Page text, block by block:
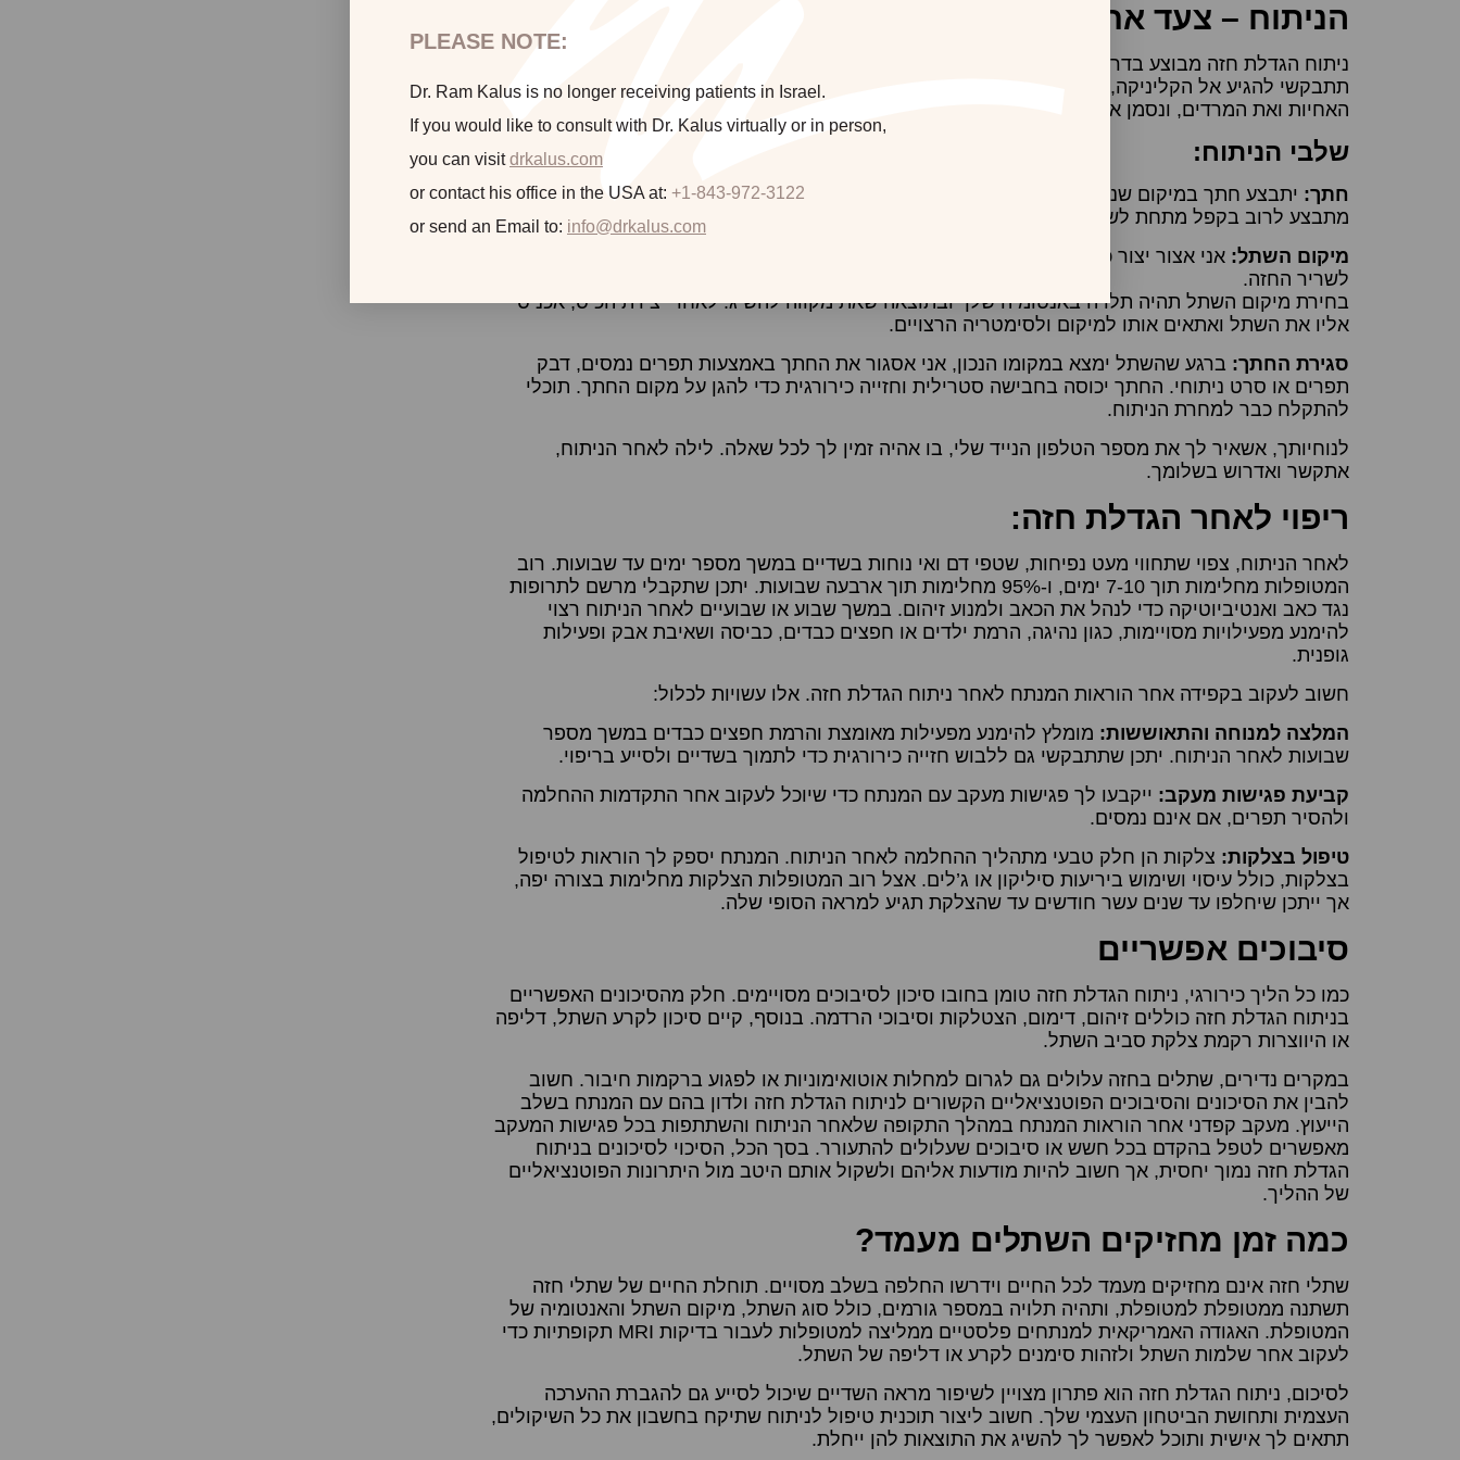
הניתוח – צעד אחר צעד:
ניתוח הגדלת חזה מבוצע בדרך כלל בהרדמה כללית ועשוי להימשך שעה עד שעתיים.
תתבקשי להגיע אל הקליניקה, ברחוב המנופים 2 בהרצליה פיתוח – בה תפגשי אותי (ד”ר קיילוס), את
האחיות ואת המרדים, ונסמן את האזורים המיועדים לטיפול.
שלבי הניתוח:
חתך: יתבצע חתך במיקום שנקבע מראש בהתאם לסוג השתל, האנטומיה שלך והתוצאה המבוקשת. החתך
מתבצע לרוב בקפל מתחת לשד. אדאג שהחתך יהיה קטן ולא בולט ככל האפשר כדי למזער את הצלקת.
מיקום השתל: אני אצור יצור כיס להחדרת השתל בשד. ניתן ליצור את הכיס מתחת לרקמת השד או מתחת
לשריר החזה.
בחירת מיקום השתל תהיה תלויה באנטומיה שלך ובתוצאה שאת מקווה להשיג. לאחר יצירת הכיס, אכניס
אליו את השתל ואתאים אותו למיקום ולסימטריה הרצויים.
סגירת החתך: ברגע שהשתל ימצא במקומו הנכון, אני אסגור את החתך באמצעות תפרים נמסים, דבק
תפרים או סרט ניתוחי. החתך יכוסה בחבישה סטרילית וחזייה כירורגית כדי להגן על מקום החתך. תוכלי
להתקלח כבר למחרת הניתוח.
לנוחיותך, אשאיר לך את מספר הטלפון הנייד שלי, בו אהיה זמין לך לכל שאלה. לילה לאחר הניתוח,
אתקשר ואדרוש בשלומך.
ריפוי לאחר הגדלת חזה:
לאחר הניתוח, צפוי שתחווי מעט נפיחות, שטפי דם ואי נוחות בשדיים במשך מספר ימים עד שבועות. רוב
המטופלות מחלימות תוך 7-10 ימים, ו-95% מחלימות תוך ארבעה שבועות. יתכן שתקבלי מרשם לתרופות
נגד כאב ואנטיביוטיקה כדי לנהל את הכאב ולמנוע זיהום. במשך שבוע או שבועיים לאחר הניתוח רצוי
להימנע מפעילויות מסויימות, כגון נהיגה, הרמת ילדים או חפצים כבדים, כביסה ושאיבת אבק ופעילות
גופנית.
חשוב לעקוב בקפידה אחר הוראות המנתח לאחר ניתוח הגדלת חזה. אלו עשויות לכלול:
המלצה למנוחה והתאוששות: מומלץ להימנע מפעילות מאומצת והרמת חפצים כבדים במשך מספר
שבועות לאחר הניתוח. יתכן שתתבקשי גם ללבוש חזייה כירורגית כדי לתמוך בשדיים ולסייע בריפוי.
קביעת פגישות מעקב: ייקבעו לך פגישות מעקב עם המנתח כדי שיוכל לעקוב אחר התקדמות ההחלמה
ולהסיר תפרים, אם אינם נמסים.
טיפול בצלקות: צלקות הן חלק טבעי מתהליך ההחלמה לאחר הניתוח. המנתח יספק לך הוראות לטיפול
בצלקות, כולל עיסוי ושימוש ביריעות סיליקון או ג’לים. אצל רוב המטופלות הצלקות מחלימות בצורה יפה,
אך ייתכן שיחלפו עד שנים עשר חודשים עד שהצלקת תגיע למראה הסופי שלה.
סיבוכים אפשריים
כמו כל הליך כירורגי, ניתוח הגדלת חזה טומן בחובו סיכון לסיבוכים מסויימים. חלק מהסיכונים האפשריים
בניתוח הגדלת חזה כוללים זיהום, דימום, הצטלקות וסיבוכי הרדמה. בנוסף, קיים סיכון לקרע השתל, דליפה
או היווצרות רקמת צלקת סביב השתל.
במקרים נדירים, שתלים בחזה עלולים גם לגרום למחלות אוטואימוניות או לפגוע ברקמות חיבור. חשוב
להבין את הסיכונים והסיבוכים הפוטנציאליים הקשורים לניתוח הגדלת חזה ולדון בהם עם המנתח בשלב
הייעוץ. מעקב קפדני אחר הוראות המנתח במהלך התקופה שלאחר הניתוח והשתתפות בכל פגישות המעקב
מאפשרים לטפל בהקדם בכל חשש או סיבוכים שעלולים להתעורר. בסך הכל, הסיכוי לסיכונים בניתוח
הגדלת חזה נמוך יחסית, אך חשוב להיות מודעות אליהם ולשקול אותם היטב מול היתרונות הפוטנציאליים
של ההליך.
כמה זמן מחזיקים השתלים מעמד?
שתלי חזה אינם מחזיקים מעמד לכל החיים וידרשו החלפה בשלב מסויים. תוחלת החיים של שתלי חזה
תשתנה ממטופלת למטופלת, ותהיה תלויה במספר גורמים, כולל סוג השתל, מיקום השתל והאנטומיה של
המטופלת. האגודה האמריקאית למנתחים פלסטיים ממליצה למטופלות לעבור בדיקות MRI תקופתיות כדי
לעקוב אחר שלמות השתל ולזהות סימנים לקרע או דליפה של השתל.
לסיכום, ניתוח הגדלת חזה הוא פתרון מצויין לשיפור מראה השדיים שיכול לסייע גם להגברת ההערכה
העצמית ותחושת הביטחון העצמי שלך. חשוב ליצור תוכנית טיפול לניתוח שתיקח בחשבון את כל השיקולים,
תתאים לך אישית ותוכל לאפשר לך להשיג את התוצאות להן ייחלת.
PLEASE NOTE:
Dr. Ram Kalus is no longer receiving patients in Israel.
If you would like to consult with Dr. Kalus virtually or in person,
you can visitdrkalus.com
or contact his office in the USA at: +1-843-972-3122
or send an Email to: info@drkalus.com